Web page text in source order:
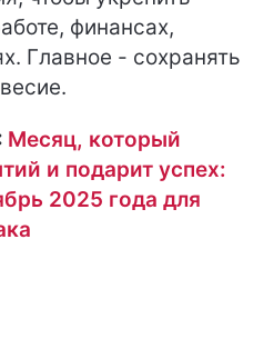
финансах,
Главное - сохранять
Месяц, который
и подарит успех:
2025 года для